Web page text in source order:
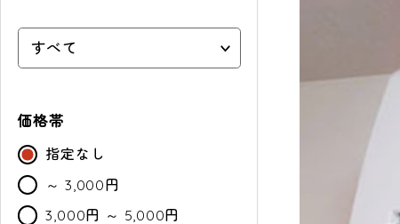
価格帯
指定なし
～ 3,000円
3,000円 ～ 5,000円